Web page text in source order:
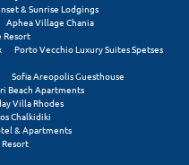
& Sunrise Lodgings
Aphea Village Chania
Resort
Porto Vecchio Luxury Suites Spetses
Sofia Areopolis Guesthouse
Beach Apartments
Villa Rhodes
Chalkidiki
& Apartments